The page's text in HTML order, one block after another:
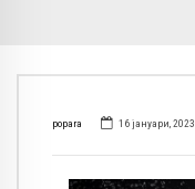
popara 16 јануари, 2023